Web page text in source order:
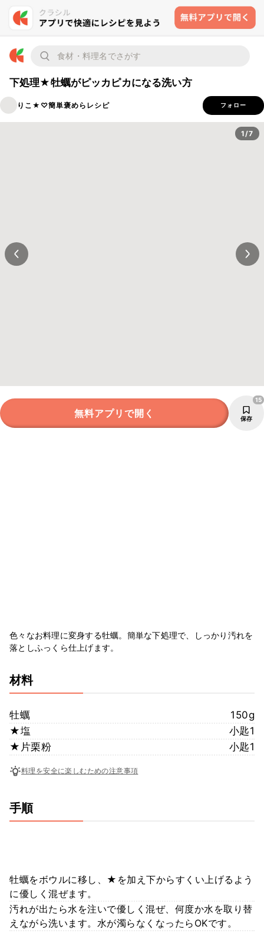
下処理★牡蠣がピッカピカになる洗い方
りこ★♡簡単褒めらレシピ フォロー
1/7
無料アプリで開く 保存
15
色々なお料理に変身する牡蠣。簡単な下処理で、しっかり汚れを
落としふっくら仕上げます。
材料
牡蠣
150g
★塩
小匙1
★片栗粉
小匙1
料理を安全に楽しむための注意事項
手順
牡蠣をボウルに移し、★を加え下からすくい上げるよう
に優しく混ぜます。
汚れが出たら水を注いで優しく混ぜ、何度か水を取り替
えながら洗います。水が濁らなくなったらOKです。